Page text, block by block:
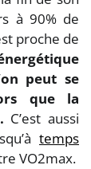
à 90% de
proche de
peut se
que la
C’est aussi
temps
VO2max.